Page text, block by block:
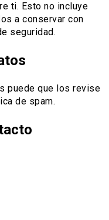
ti. Esto no incluye
a conservar con
seguridad.
puede que los revise
de spam.